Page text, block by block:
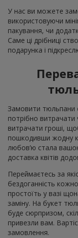
У нас ви можете
використовуючи
пакування, чи
Саме ці дрібниці
подарунка і
Замовити
потрібно
витрачати гроші,
пошкодивши жодну
любов’ю стала
доставка квітів
Переймаєтесь за
бездоганність
простоїть у вазі
заміну. На букет
буде сюрпризом,
привезли вам.
замовлення.